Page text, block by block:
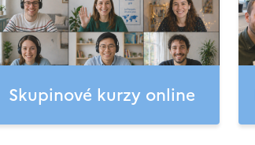
Skupinové kurzy online